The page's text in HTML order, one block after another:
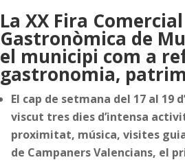
La XX Fira
Gastronòmica de
el municipi com a
gastronomia,
El cap de setmana del 17 al 19
viscut tres dies d’intensa
proximitat, música, visites
de Campaners Valencians, el